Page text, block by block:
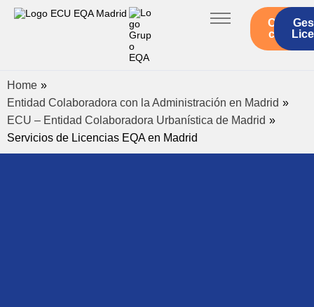
Legislación ECU
Quienes somos
Actualidad
con
Home »
Entidad Colaboradora con la Administración en Madrid »
ECU – Entidad Colaboradora Urbanística de Madrid »
Servicios de Licencias EQA en Madrid